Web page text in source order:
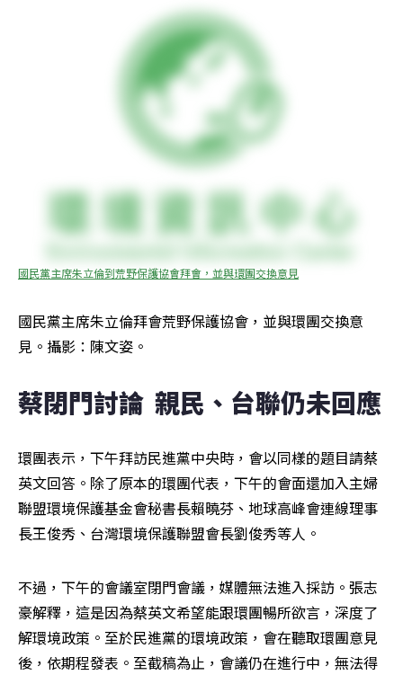
國民黨主席朱立倫到荒野保護協會拜會，並與環團交換意見
國民黨主席朱立倫拜會荒野保護協會，並與環團交換意
見。攝影：陳文姿。
蔡閉門討論  親民、台聯仍未回應
環團表示，下午拜訪民進黨中央時，會以同樣的題目請蔡
英文回答。除了原本的環團代表，下午的會面還加入主婦
聯盟環境保護基金會秘書長賴曉芬、地球高峰會連線理事
長王俊秀、台灣環境保護聯盟會長劉俊秀等人。
不過，下午的會議室閉門會議，媒體無法進入採訪。張志
豪解釋，這是因為蔡英文希望能跟環團暢所欲言，深度了
解環境政策。至於民進黨的環境政策，會在聽取環團意見
後，依期程發表。至截稿為止，會議仍在進行中，無法得